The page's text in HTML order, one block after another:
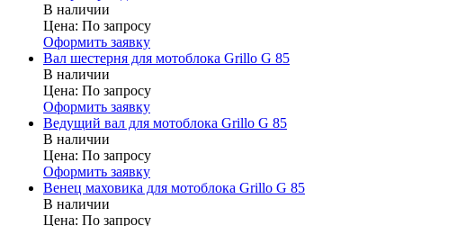
В наличии
Цена: По запросу
Оформить заявку
Вал шестерня для мотоблока Grillo G 85
В наличии
Цена: По запросу
Оформить заявку
Ведущий вал для мотоблока Grillo G 85
В наличии
Цена: По запросу
Оформить заявку
Венец маховика для мотоблока Grillo G 85
В наличии
Цена: По запросу